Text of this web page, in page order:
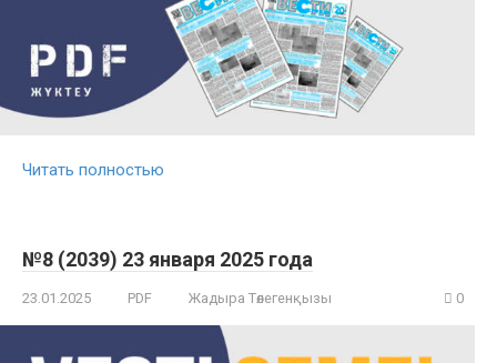
Читать полностью
№8 (2039) 23 января 2025 года
23.01.2025 PDF Жадыра Төлегенқызы 0